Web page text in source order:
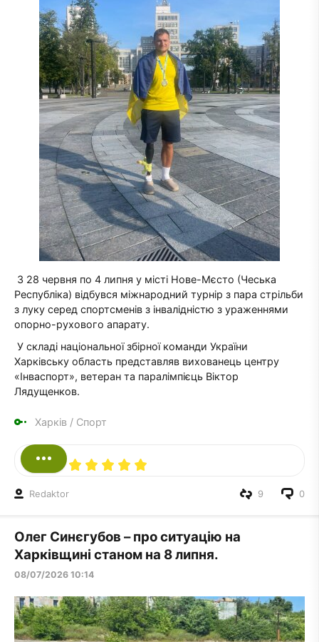
З 28 червня по 4 липня у місті Нове-Мєсто (Чеська
Республіка) відбувся міжнародний турнір з пара стрільби
з луку серед спортсменів з інвалідністю з ураженнями
опорно-рухового апарату.
У складі національної збірної команди України
Харківську область представляв вихованець центру
«Інваспорт», ветеран та паралімпієць Віктор
Лядущенков.
Харків / Спорт
Redaktor 0
9
Олег Синєгубов – про ситуацію на
Харківщині станом на 8 липня.
08/07/2026 10:14